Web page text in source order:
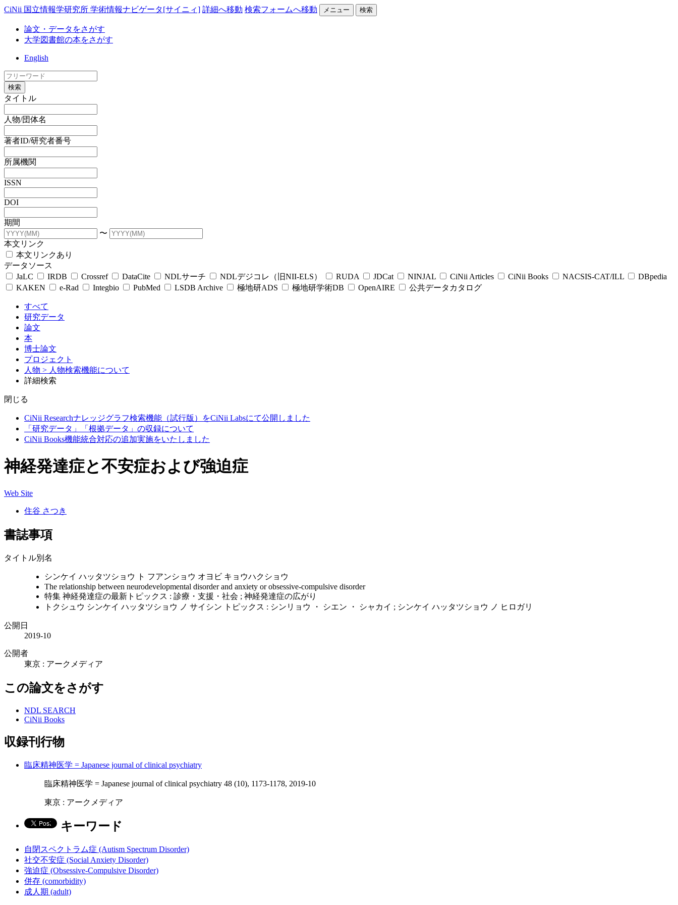
CiNii 国立情報学研究所 学術情報ナビゲータ[サイニィ] 詳細へ移動 検索フォームへ移動 メニュー 検索
論文・データをさがす
大学図書館の本をさがす
English
検索
タイトル
人物/団体名
著者ID/研究者番号
所属機関
ISSN
DOI
期間
〜
本文リンク
本文リンクあり
データソース
JaLC
IRDB Crossref DataCite NDLサーチ NDLデジコレ（旧NII-ELS） RUDA JDCat NINJAL CiNii Articles CiNii Books NACSIS-CAT/ILL
DBpedia
KAKEN
e-Rad Integbio PubMed LSDB Archive 極地研ADS 極地研学術DB OpenAIRE 公共データカタログ
すべて
研究データ
論文
本
博士論文
プロジェクト
人物 > 人物検索機能について
詳細検索
閉じる
CiNii Researchナレッジグラフ検索機能（試行版）をCiNii Labsにて公開しました
「研究データ」「根拠データ」の収録について
CiNii Books機能統合対応の追加実施をいたしました
神経発達症と不安症および強迫症
Web Site
住谷 さつき
書誌事項
タイトル別名
シンケイ ハッタツショウ ト フアンショウ オヨビ キョウハクショウ
The relationship between neurodevelopmental disorder and anxiety or obsessive-compulsive disorder
特集 神経発達症の最新トピックス : 診療・支援・社会 ; 神経発達症の広がり
トクシュウ シンケイ ハッタツショウ ノ サイシン トピックス : シンリョウ ・ シエン ・ シャカイ ; シンケイ ハッタツショウ ノ ヒロガリ
公開日
2019-10
公開者
東京 : アークメディア
この論文をさがす
NDL SEARCH
CiNii Books
収録刊行物
臨床精神医学 = Japanese journal of clinical psychiatry
臨床精神医学 = Japanese journal of clinical psychiatry 48 (10), 1173-1178, 2019-10
東京 : アークメディア
キーワード
自閉スペクトラム症 (Autism Spectrum Disorder)
社交不安症 (Social Anxiety Disorder)
強迫症 (Obsessive-Compulsive Disorder)
併存 (comorbidity)
成人期 (adult)